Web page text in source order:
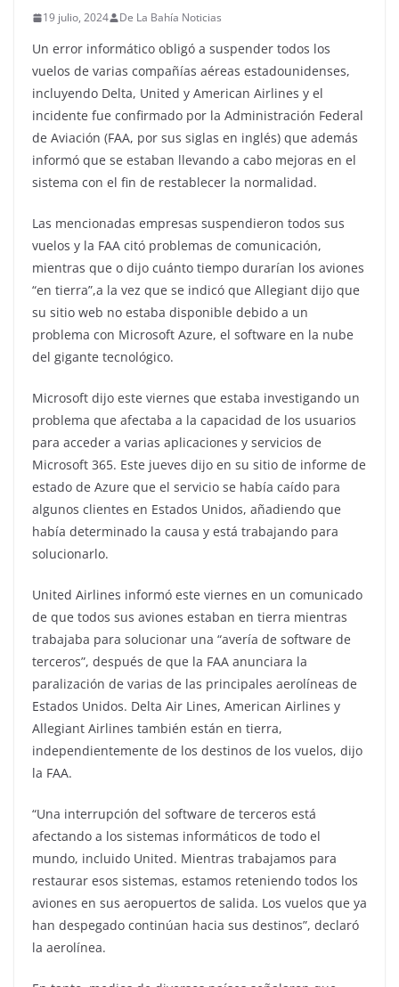
19 julio, 2024 De La Bahía Noticias
Un error informático obligó a suspender todos los
vuelos de varias compañías aéreas estadounidenses,
incluyendo Delta, United y American Airlines y el
incidente fue confirmado por la Administración Federal
de Aviación (FAA, por sus siglas en inglés) que además
informó que se estaban llevando a cabo mejoras en el
sistema con el fin de restablecer la normalidad.
Las mencionadas empresas suspendieron todos sus
vuelos y la FAA citó problemas de comunicación,
mientras que o dijo cuánto tiempo durarían los aviones
“en tierra”,a la vez que se indicó que Allegiant dijo que
su sitio web no estaba disponible debido a un
problema con Microsoft Azure, el software en la nube
del gigante tecnológico.
Microsoft dijo este viernes que estaba investigando un
problema que afectaba a la capacidad de los usuarios
para acceder a varias aplicaciones y servicios de
Microsoft 365. Este jueves dijo en su sitio de informe de
estado de Azure que el servicio se había caído para
algunos clientes en Estados Unidos, añadiendo que
había determinado la causa y está trabajando para
solucionarlo.
United Airlines informó este viernes en un comunicado
de que todos sus aviones estaban en tierra mientras
trabajaba para solucionar una “avería de software de
terceros”, después de que la FAA anunciara la
paralización de varias de las principales aerolíneas de
Estados Unidos. Delta Air Lines, American Airlines y
Allegiant Airlines también están en tierra,
independientemente de los destinos de los vuelos, dijo
la FAA.
“Una interrupción del software de terceros está
afectando a los sistemas informáticos de todo el
mundo, incluido United. Mientras trabajamos para
restaurar esos sistemas, estamos reteniendo todos los
aviones en sus aeropuertos de salida. Los vuelos que ya
han despegado continúan hacia sus destinos”, declaró
la aerolínea.